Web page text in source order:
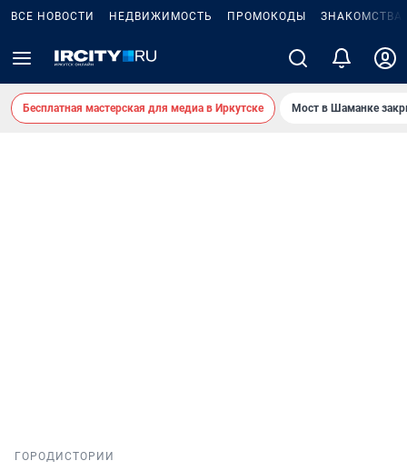
ВСЕ НОВОСТИ НЕДВИЖИМОСТЬ ПРОМОКОДЫ ЗНАКОМСТВА
Бесплатная мастерская для медиа в Иркутске Мост в Шаманке
ГОРОД ИСТОРИИ